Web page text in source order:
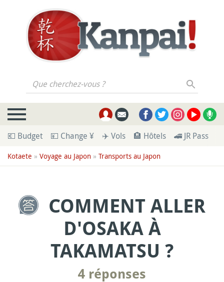
Que cherchez-vous ?
💶 Budget 💴 Change ¥ ✈️ Vols 🏨 Hôtels 🚄 JR Pass
Kotaete » Voyage au Japon » Transports au Japon
COMMENT ALLER
D'OSAKA À
TAKAMATSU ?
4 réponses